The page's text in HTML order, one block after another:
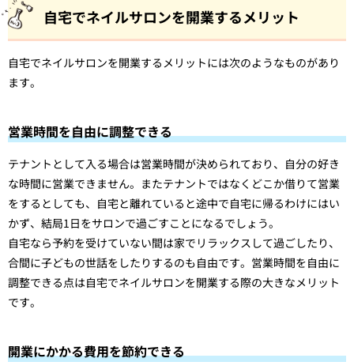
自宅でネイルサロンを開業するメリット
自宅でネイルサロンを開業するメリットには次のようなものがあり
ます。
営業時間を自由に調整できる
テナントとして入る場合は営業時間が決められており、自分の好き
な時間に営業できません。またテナントではなくどこか借りて営業
をするとしても、自宅と離れていると途中で自宅に帰るわけにはい
かず、結局1日をサロンで過ごすことになるでしょう。
自宅なら予約を受けていない間は家でリラックスして過ごしたり、
合間に子どもの世話をしたりするのも自由です。営業時間を自由に
調整できる点は自宅でネイルサロンを開業する際の大きなメリット
です。
開業にかかる費用を節約できる